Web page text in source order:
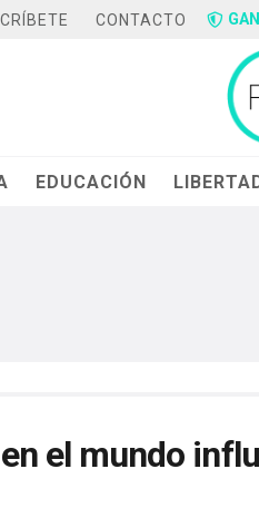
CONTACTO
EDUCACIÓN
el mundo